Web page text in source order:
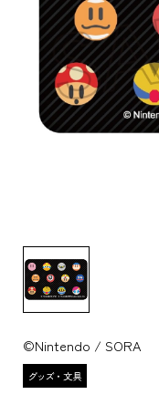
©Nintendo / SORA